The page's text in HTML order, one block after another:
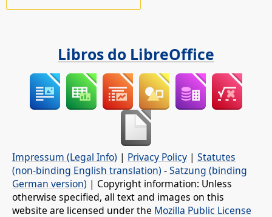
Libros do LibreOffice
Impressum (Legal Info) | Privacy Policy | Statutes
(non-binding English translation) -Satzung (binding
German version) | Copyright information: Unless
otherwise specified, all text and images on this
website are licensed under the Mozilla Public License